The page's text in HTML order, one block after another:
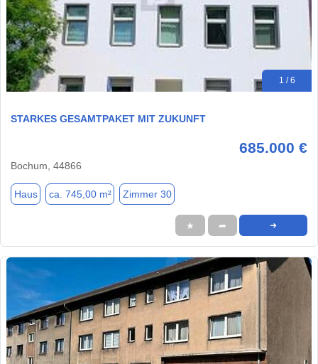
1 / 6
STARKES GESAMTPAKET MIT ZUKUNFT
685.000 €
Bochum, 44866
Haus ca. 745,00 m² Zimmer 30
★ ➦ ➜